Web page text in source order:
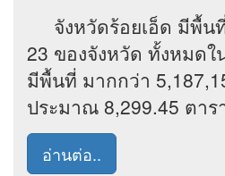
จังหวัดร้อยเอ็ด มีพื้น
23 ของจังหวัด ทั้งหมดใ
มีพื้นที่ มากกว่า
ประมาณ 8,299.45 ตาร
อ่านต่อ..